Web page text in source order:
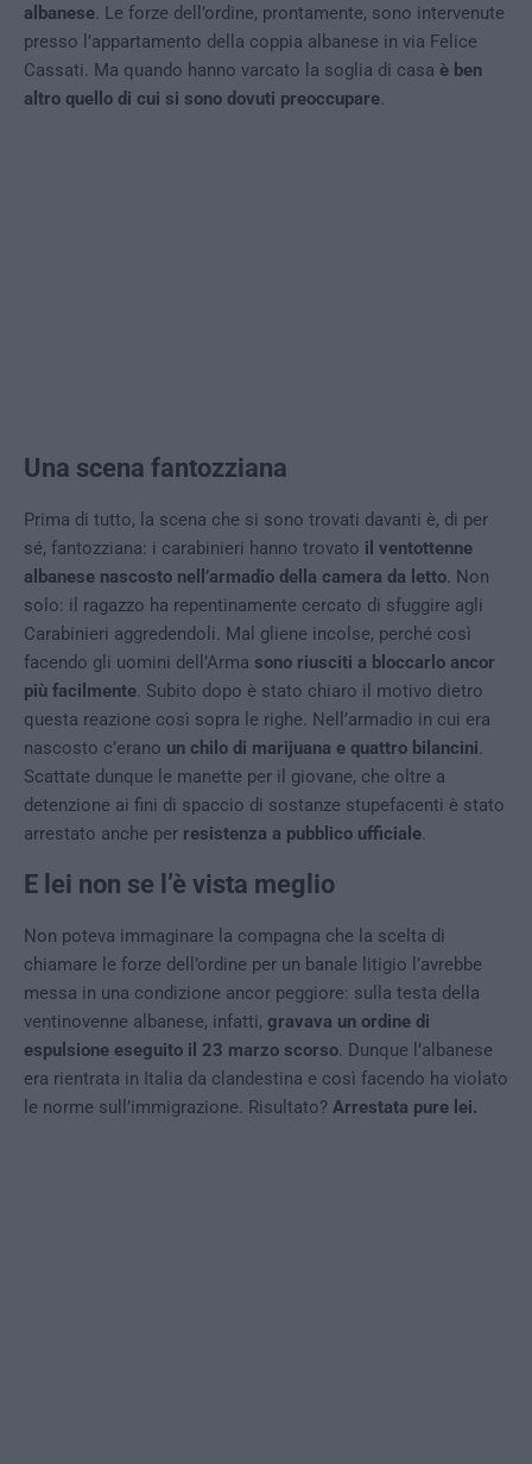
albanese. Le forze dell’ordine, prontamente, sono intervenute
presso l’appartamento della coppia albanese in via Felice
Cassati. Ma quando hanno varcato la soglia di casa è ben
altro quello di cui si sono dovuti preoccupare.
Una scena fantozziana
Prima di tutto, la scena che si sono trovati davanti è, di per
sé, fantozziana: i carabinieri hanno trovato il ventottenne
albanese nascosto nell’armadio della camera da letto. Non
solo: il ragazzo ha repentinamente cercato di sfuggire agli
Carabinieri aggredendoli. Mal gliene incolse, perché così
facendo gli uomini dell’Arma sono riusciti a bloccarlo ancor
più facilmente. Subito dopo è stato chiaro il motivo dietro
questa reazione così sopra le righe. Nell’armadio in cui era
nascosto c’erano un chilo di marijuana e quattro bilancini.
Scattate dunque le manette per il giovane, che oltre a
detenzione ai fini di spaccio di sostanze stupefacenti è stato
arrestato anche per resistenza a pubblico ufficiale.
E lei non se l’è vista meglio
Non poteva immaginare la compagna che la scelta di
chiamare le forze dell’ordine per un banale litigio l’avrebbe
messa in una condizione ancor peggiore: sulla testa della
ventinovenne albanese, infatti, gravava un ordine di
espulsione eseguito il 23 marzo scorso. Dunque l’albanese
era rientrata in Italia da clandestina e così facendo ha violato
le norme sull’immigrazione. Risultato? Arrestata pure lei.